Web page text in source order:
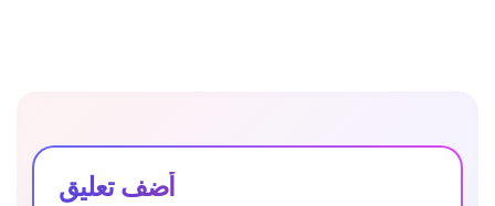
أضف تعليق